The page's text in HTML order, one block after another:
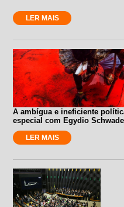
LER MAIS
A ambígua e ineficiente
especial com Egydio Schwade
LER MAIS